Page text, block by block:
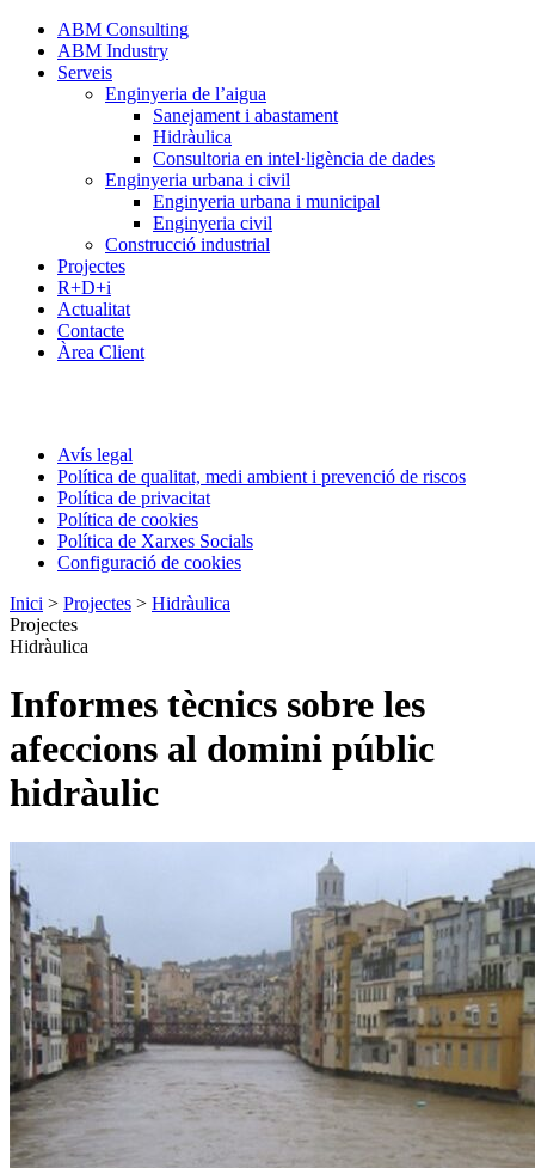
ABM Consulting
ABM Industry
Serveis
Enginyeria de l’aigua
Sanejament i abastament
Hidràulica
Consultoria en intel·ligència de dades
Enginyeria urbana i civil
Enginyeria urbana i municipal
Enginyeria civil
Construcció industrial
Projectes
R+D+i
Actualitat
Contacte
Àrea Client
Avís legal
Política de qualitat, medi ambient i prevenció de riscos
Política de privacitat
Política de cookies
Política de Xarxes Socials
Configuració de cookies
Inici > Projectes > Hidràulica
Projectes
Hidràulica
Informes tècnics sobre les
afeccions al domini públic
hidràulic